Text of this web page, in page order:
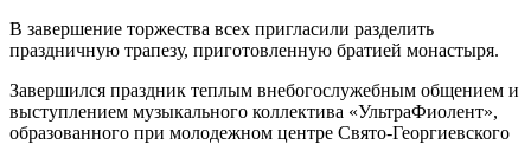
В завершение торжества всех пригласили разделить
праздничную трапезу, приготовленную братией монастыря.
Завершился праздник теплым внебогослужебным общением и
выступлением музыкального коллектива «УльтраФиолент»,
образованного при молодежном центре Свято-Георгиевского